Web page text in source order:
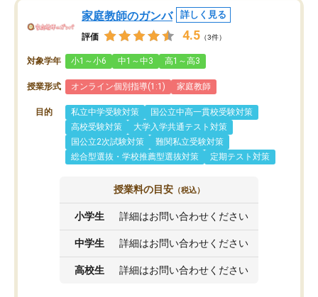
家庭教師のガンバ 詳しく見る
評価 4.5 （3件）
対象学年 小1～小6 中1～中3 高1～高3
授業形式 オンライン個別指導(1:1) 家庭教師
目的 私立中学受験対策
国公立中高一貫校受験対策
高校受験対策
大学入学共通テスト対策
国公立2次試験対策
難関私立受験対策
総合型選抜・学校推薦型選抜対策
定期テスト対策
授業料の目安 （税込）
小学生 詳細はお問い合わせください
中学生 詳細はお問い合わせください
高校生 詳細はお問い合わせください